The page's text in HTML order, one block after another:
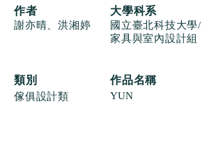
​作者 大學科系
謝亦晴、洪湘婷
國立臺北科技大學/
家具與室內設計組
類別 作品名稱
傢俱設計類 YUN